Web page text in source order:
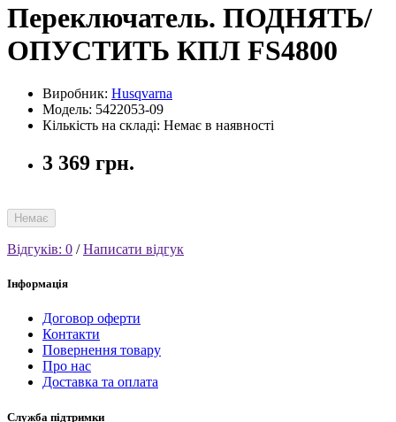
Переключатель. ПОДНЯТЬ/
ОПУСТИТЬ КПЛ FS4800
Виробник: Husqvarna
Модель: 5422053-09
Кількість на складі: Немає в наявності
3 369 грн.
Немає
Відгуків: 0 /Написати відгук
Інформація
Договор оферти
Контакти
Повернення товару
Про нас
Доставка та оплата
Служба підтримки